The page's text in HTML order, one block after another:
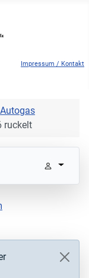
Impressum / Kontakt
Autogas
ruckelt